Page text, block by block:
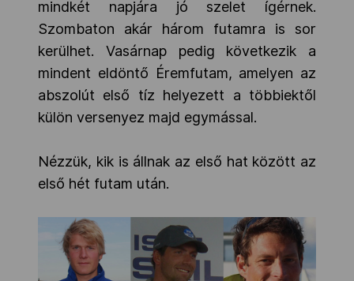
mindkét napjára jó szelet ígérnek.
Szombaton akár három futamra is sor
kerülhet. Vasárnap pedig következik a
mindent eldöntő Éremfutam, amelyen az
abszolút első tíz helyezett a többiektől
külön versenyez majd egymással.
Nézzük, kik is állnak az első hat között az
első hét futam után.